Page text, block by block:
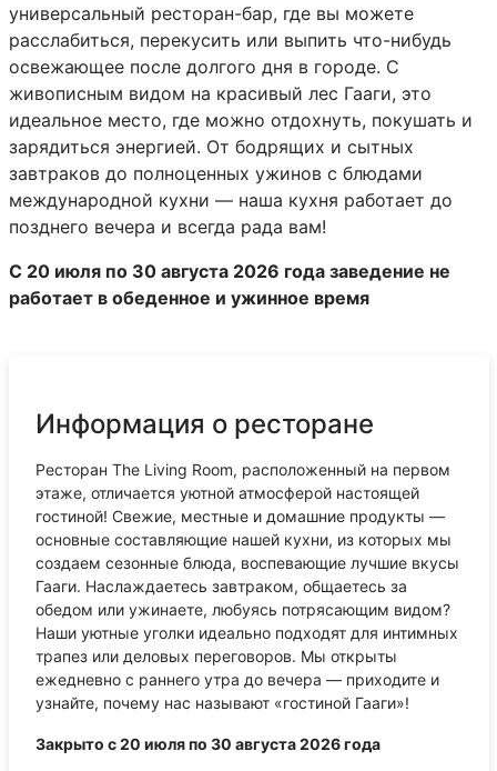
универсальный ресторан-бар, где вы можете
расслабиться, перекусить или выпить что-нибудь
освежающее после долгого дня в городе. С
живописным видом на красивый лес Гааги, это
идеальное место, где можно отдохнуть, покушать и
зарядиться энергией. От бодрящих и сытных
завтраков до полноценных ужинов с блюдами
международной кухни — наша кухня работает до
позднего вечера и всегда рада вам!
С 20 июля по 30 августа 2026 года заведение не
работает в обеденное и ужинное время
Информация о ресторане
Ресторан The Living Room, расположенный на первом
этаже, отличается уютной атмосферой настоящей
гостиной! Свежие, местные и домашние продукты —
основные составляющие нашей кухни, из которых мы
создаем сезонные блюда, воспевающие лучшие вкусы
Гааги. Наслаждаетесь завтраком, общаетесь за
обедом или ужинаете, любуясь потрясающим видом?
Наши уютные уголки идеально подходят для интимных
трапез или деловых переговоров. Мы открыты
ежедневно с раннего утра до вечера — приходите и
узнайте, почему нас называют «гостиной Гааги»!
Закрыто с 20 июля по 30 августа 2026 года